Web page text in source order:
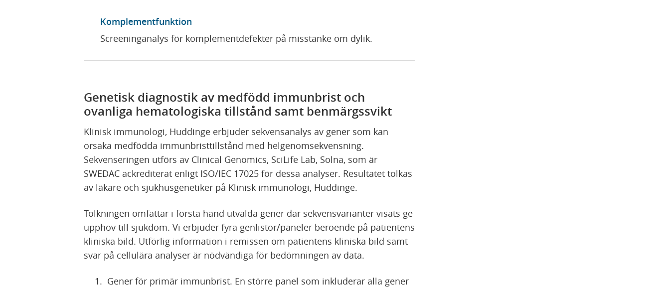
Komplementfunktion
Screeninganalys för komplementdefekter på misstanke om dylik.
Genetisk diagnostik av medfödd immunbrist och
ovanliga hematologiska tillstånd samt benmärgssvikt
Klinisk immunologi, Huddinge erbjuder sekvensanalys av gener som kan
orsaka medfödda immunbristtillstånd med helgenomsekvensning.
Sekvenseringen utförs av Clinical Genomics, SciLife Lab, Solna, som är
SWEDAC ackrediterat enligt ISO/IEC 17025 för dessa analyser. Resultatet tolkas
av läkare och sjukhusgenetiker på Klinisk immunologi, Huddinge.
Tolkningen omfattar i första hand utvalda gener där sekvensvarianter visats ge
upphov till sjukdom. Vi erbjuder fyra genlistor/paneler beroende på patientens
kliniska bild. Utförlig information i remissen om patientens kliniska bild samt
svar på cellulära analyser är nödvändiga för bedömningen av data.
Gener för primär immunbrist. En större panel som inkluderar alla gener